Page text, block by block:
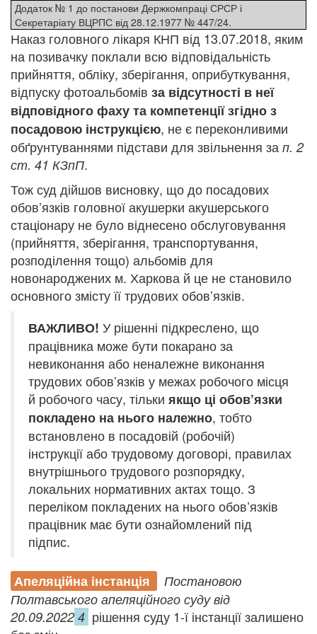
Додаток № 1 до постанови Держкомпраці СРСР і
Секретаріату ВЦРПС від 28.12.1977 № 447/24.
Наказ головного лікаря КНП від 13.07.2018, яким
на позивачку поклали всю відповідальність
прийняття, обліку, зберігання, оприбуткування,
відпуску фотоальбомів за відсутності в неї
відповідного фаху та компетенції згідно з
посадовою інструкцією, не є переконливими
обґрунтуваннями підстави для звільнення за п. 2
ст. 41 КЗпП.
Тож суд дійшов висновку, що до посадових
обов’язків головної акушерки акушерського
стаціонару не було віднесено обслуговування
(прийняття, зберігання, транспортування,
розподілення тощо) альбомів для
новонароджених м. Харкова й це не становило
основного змісту її трудових обов’язків.
ВАЖЛИВО! У рішенні підкреслено, що
працівника може бути покарано за
невиконання або неналежне виконання
трудових обов’язків у межах робочого місця
й робочого часу, тільки якщо ці обов’язки
покладено на нього належно, тобто
встановлено в посадовій (робочій)
інструкції або трудовому договорі, правилах
внутрішнього трудового розпорядку,
локальних нормативних актах тощо. З
переліком покладених на нього обов’язків
працівник має бути ознайомлений під
підпис.
Апеляційна інстанція
Постановою
Полтавського апеляційного суду від
20.09.2022 4 рішення суду 1-ї інстанції залишено